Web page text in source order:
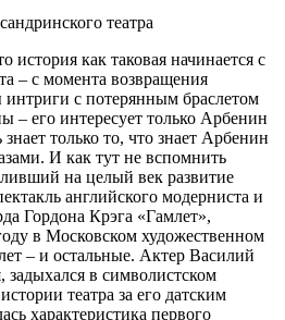
театра
история как таковая начинается с
– с момента возвращения
с потерянным браслетом
его интересует только Арбенин
только то, что знает Арбенин
И как тут не вспомнить
на целый век развитие
английского модерниста и
Гордона Крэга «Гамлет»,
в Московском художественном
– и остальные. Актер Василий
в символистском
театра за его датским
характеристика первого